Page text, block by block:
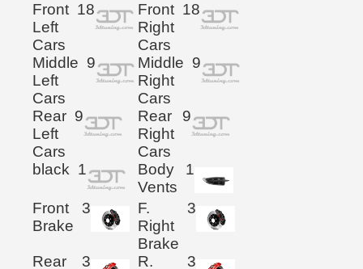
Front
Left
Cars
18
Front
Right
Cars
18
Middle
Left
Cars
9
Middle
Right
Cars
9
Rear
Left
Cars
9
Rear
Right
Cars
9
black 1
Body
Vents
1
Front
Brake
3
F.
Right
Brake
3
Rear 3 R. 3